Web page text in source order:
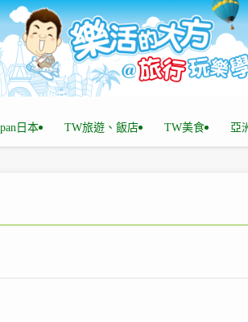
日本 TW旅遊、飯店 TW美食 亞